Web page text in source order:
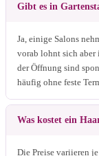
Gibt es in
Ja, einige Salons
vorab lohnt sich aber
der Öffnung sind
häufig ohne feste
Was kostet ein
Die Preise variieren